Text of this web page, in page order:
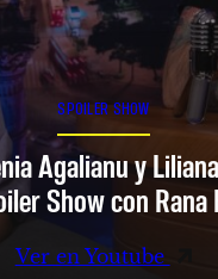
SPOILER SHOW
Agalianu y
Show con Rana
Ver en Youtube